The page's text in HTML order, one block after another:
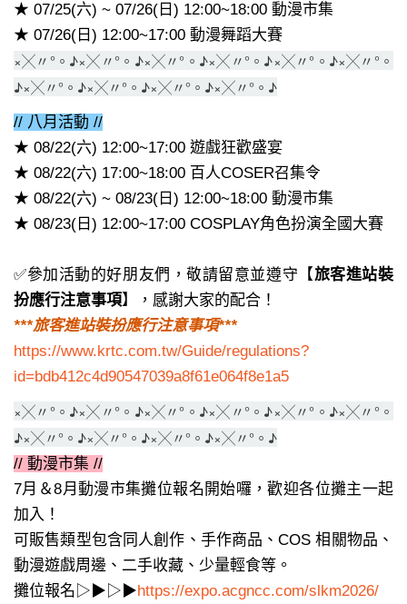
★ 07/25(六) ~ 07/26(日) 12:00~18:00 動漫市集
★ 07/26(日) 12:00~17:00 動漫舞蹈大賽
×╳〃°。♪×╳〃°。♪×╳〃°。♪×╳〃°。♪×╳〃°。♪×╳〃°。
♪×╳〃°。♪×╳〃°。♪×╳〃°。♪×╳〃°。♪
// 八月活動 //
★ 08/22(六) 12:00~17:00 遊戲狂歡盛宴
★ 08/22(六) 17:00~18:00 百人COSER召集令
★ 08/22(六) ~ 08/23(日) 12:00~18:00 動漫市集
★ 08/23(日) 12:00~17:00 COSPLAY角色扮演全國大賽
✅參加活動的好朋友們，敬請留意並遵守【旅客進站裝
扮應行注意事項】，感謝大家的配合！
***旅客進站裝扮應行注意事項***
https://www.krtc.com.tw/Guide/regulations?
id=bdb412c4d90547039a8f61e064f8e1a5
×╳〃°。♪×╳〃°。♪×╳〃°。♪×╳〃°。♪×╳〃°。♪×╳〃°。
♪×╳〃°。♪×╳〃°。♪×╳〃°。♪×╳〃°。♪
// 動漫市集 //
7月＆8月動漫市集攤位報名開始囉，歡迎各位攤主一起
加入！
可販售類型包含同人創作、手作商品、COS 相關物品、
動漫遊戲周邊、二手收藏、少量輕食等。
攤位報名▷▶▷▶https://expo.acgncc.com/slkm2026/